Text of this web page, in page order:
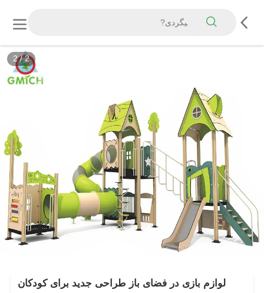
2/2
لوازم بازی در فضای باز طراحی جدید برای کودکان